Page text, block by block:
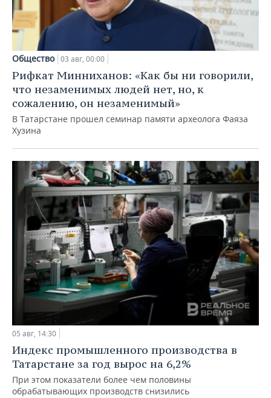
Общество 03 авг, 00:00
Рифкат Минниханов: «Как бы ни говорили,
что незаменимых людей нет, но, к
сожалению, он незаменимый»
В Татарстане прошел семинар памяти археолога Фаяза
Хузина
05 авг, 14:30
Индекс промышленного производства в
Татарстане за год вырос на 6,2%
При этом показатели более чем половины
обрабатывающих производств снизились